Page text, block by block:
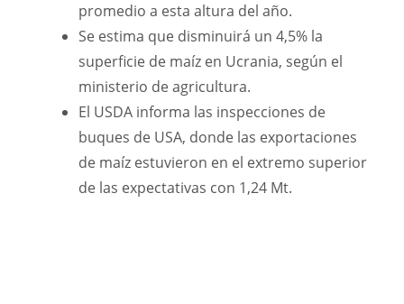
promedio a esta altura del año.
Se estima que disminuirá un 4,5% la
superficie de maíz en Ucrania, según el
ministerio de agricultura.
El USDA informa las inspecciones de
buques de USA, donde las exportaciones
de maíz estuvieron en el extremo superior
de las expectativas con 1,24 Mt.